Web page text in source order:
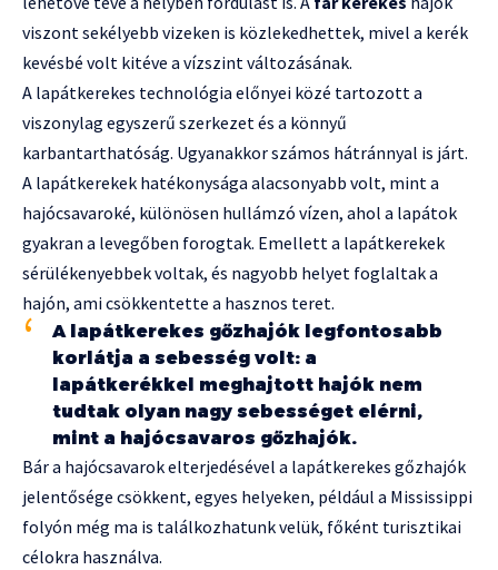
viszont sekélyebb vizeken is közlekedhettek, mivel a kerék
kevésbé volt kitéve a vízszint változásának.
A lapátkerekes technológia előnyei közé tartozott a
viszonylag egyszerű szerkezet és a könnyű
karbantarthatóság. Ugyanakkor számos hátránnyal is járt.
A lapátkerekek hatékonysága alacsonyabb volt, mint a
hajócsavaroké, különösen hullámzó vízen, ahol a lapátok
gyakran a levegőben forogtak. Emellett a lapátkerekek
sérülékenyebbek voltak, és nagyobb helyet foglaltak a
hajón, ami csökkentette a hasznos teret.
A lapátkerekes gőzhajók legfontosabb
korlátja a sebesség volt: a
lapátkerékkel meghajtott hajók nem
tudtak olyan nagy sebességet elérni,
mint a hajócsavaros gőzhajók.
Bár a hajócsavarok elterjedésével a lapátkerekes gőzhajók
jelentősége csökkent, egyes helyeken, például a Mississippi
folyón még ma is találkozhatunk velük, főként turisztikai
célokra használva.